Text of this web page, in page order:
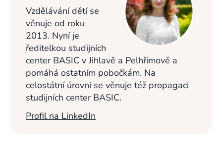
Vzdělávání dětí se
věnuje od roku
2013. Nyní je
ředitelkou studijních
center BASIC v Jihlavě a Pelhřimově a
pomáhá ostatním pobočkám. Na
celostátní úrovni se věnuje též propagaci
studijních center BASIC.
Profil na LinkedIn